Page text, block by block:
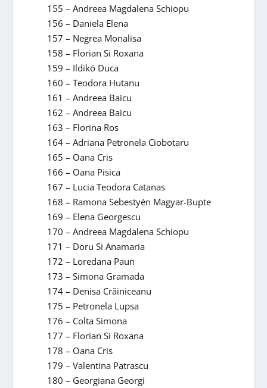
155 – Andreea Magdalena Schiopu
156 – Daniela Elena
157 – Negrea Monalisa
158 – Florian Si Roxana
159 – Ildikó Duca
160 – Teodora Hutanu
161 – Andreea Baicu
162 – Andreea Baicu
163 – Florina Ros
164 – Adriana Petronela Ciobotaru
165 – Oana Cris
166 – Oana Pisica
167 – Lucia Teodora Catanas
168 – Ramona Sebestyén Magyar-Bupte
169 – Elena Georgescu
170 – Andreea Magdalena Schiopu
171 – Doru Si Anamaria
172 – Loredana Paun
173 – Simona Gramada
174 – Denisa Crăiniceanu
175 – Petronela Lupsa
176 – Colta Simona
177 – Florian Si Roxana
178 – Oana Cris
179 – Valentina Patrascu
180 – Georgiana Georgi